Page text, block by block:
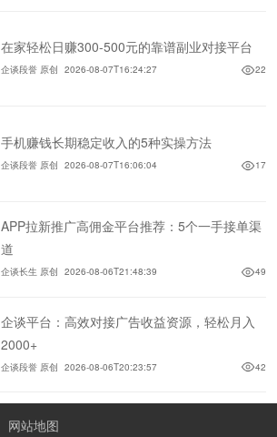
在家轻松日赚300-500元的靠谱副业对接平台
企谈段誉 原创 2026-08-07T16:24:27 22
手机赚钱长期稳定收入的5种实操方法
企谈段誉 原创 2026-08-07T16:06:04 17
APP拉新推广高佣金平台推荐：5个一手接单渠
道
企谈长生 原创 2026-08-06T21:48:39 49
企谈平台：高效对接广告收益资源，轻松月入
2000+
企谈段誉 原创 2026-08-06T20:23:57 42
网站地图